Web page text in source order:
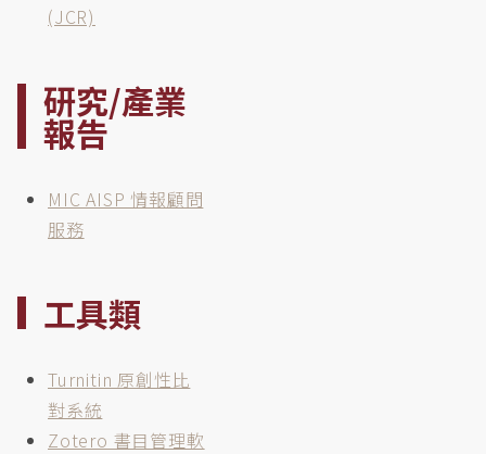
(JCR)
研究/產業
報告
MIC AISP 情報顧問
服務
工具類
Turnitin 原創性比
對系統
Zotero 書目管理軟